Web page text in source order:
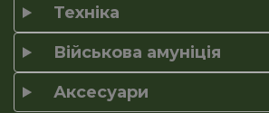
Техніка
Військова амуніція
Аксесуари